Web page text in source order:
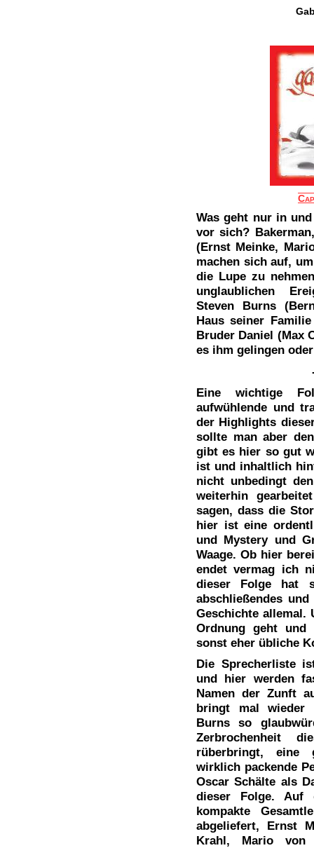
Was geht nur in
vor sich?
(Ernst Meinke,
machen sich auf,
die Lupe zu
unglaublichen
Steven Burns
Haus seiner
Bruder Daniel (Max
es ihm gelingen
Eine wichtige
aufwühlende und
der Highlights
sollte man aber
gibt es hier so gut
ist und inhaltlich
nicht unbedingt
weiterhin
sagen, dass die
hier ist eine
und Mystery und
Waage. Ob hier
endet vermag ich
dieser Folge hat
abschließendes
Geschichte allemal.
Ordnung geht und
sonst eher übliche
Die Sprecherliste
und hier werden
Namen der Zunft
bringt mal wieder
Burns so
Zerbrochenheit
rüberbringt, eine
wirklich packende
Oscar Schälte als
dieser Folge. Auf
kompakte
abgeliefert, Ernst
Krahl, Mario von